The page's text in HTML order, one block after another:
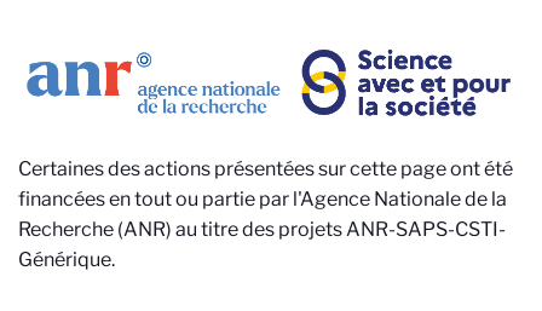
Certaines des actions présentées sur cette page ont été
financées en tout ou partie par l'Agence Nationale de la
Recherche (ANR) au titre des projets ANR-SAPS-CSTI-
Générique.